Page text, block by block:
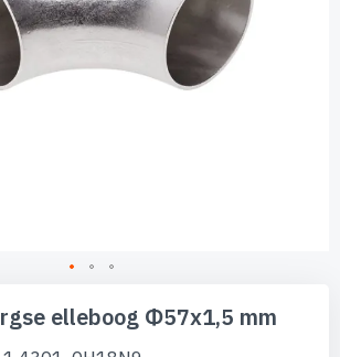
elleboog Φ57x1,5 mm